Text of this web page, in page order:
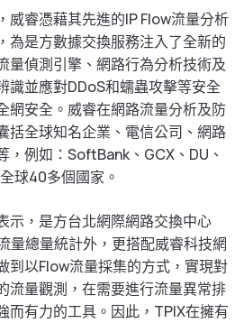
威睿憑藉其先進的IP Flow流量分析
為是方數據交換服務注入了全新的
量偵測引擎、網路行為分析技術及
識並應對DDoS和蠕蟲攻擊等安全
網安全。威睿在網路流量分析及防
括全球知名企業、電信公司、網路
，例如：SoftBank、GCX、DU、
球40多個國家。
示，是方台北網際網路交換中心
量總量統計外，更搭配威睿科技網
到以Flow流量採集的方式，實現對
流量觀測，在需要進行流量異常排
而有力的工具。因此，TPIX在擁有